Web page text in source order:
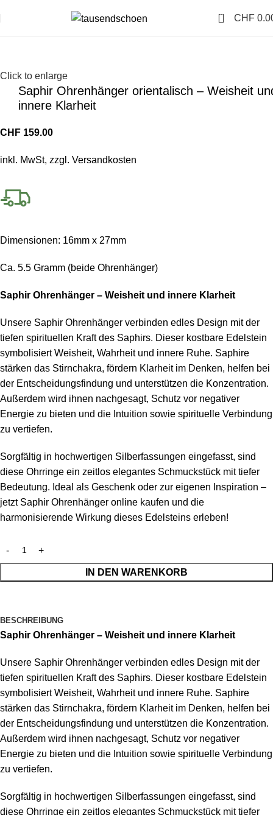
0 CHF
Click to enlarge
Saphir Ohrenhänger orientalisch – Weisheit
innere Klarheit
CHF 159.00
inkl. MwSt, zzgl. Versandkosten
Dimensionen: 16mm x 27mm
Ca. 5.5 Gramm (beide Ohrenhänger)
Saphir Ohrenhänger – Weisheit und innere Klarheit
Unsere Saphir Ohrenhänger verbinden edles Design mit der
tiefen spirituellen Kraft des Saphirs. Dieser kostbare Edelstein
symbolisiert Weisheit, Wahrheit und innere Ruhe. Saphire
stärken das Stirnchakra, fördern Klarheit im Denken, helfen bei
der Entscheidungsfindung und unterstützen die Konzentration.
Außerdem wird ihnen nachgesagt, Schutz vor negativer
Energie zu bieten und die Intuition sowie spirituelle Verbindung
zu vertiefen.
Sorgfältig in hochwertigen Silberfassungen eingefasst, sind
diese Ohrringe ein zeitlos elegantes Schmuckstück mit tiefer
Bedeutung. Ideal als Geschenk oder zur eigenen Inspiration –
jetzt Saphir Ohrenhänger online kaufen und die
harmonisierende Wirkung dieses Edelsteins erleben!
IN DEN WARENKORB
BESCHREIBUNG
Saphir Ohrenhänger – Weisheit und innere Klarheit
Unsere Saphir Ohrenhänger verbinden edles Design mit der
tiefen spirituellen Kraft des Saphirs. Dieser kostbare Edelstein
symbolisiert Weisheit, Wahrheit und innere Ruhe. Saphire
stärken das Stirnchakra, fördern Klarheit im Denken, helfen bei
der Entscheidungsfindung und unterstützen die Konzentration.
Außerdem wird ihnen nachgesagt, Schutz vor negativer
Energie zu bieten und die Intuition sowie spirituelle Verbindung
zu vertiefen.
Sorgfältig in hochwertigen Silberfassungen eingefasst, sind
diese Ohrringe ein zeitlos elegantes Schmuckstück mit tiefer